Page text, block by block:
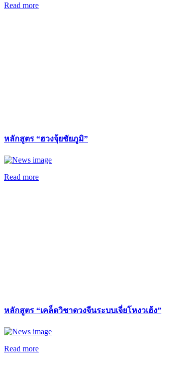
Read more
หลักสูตร “ฮวงจุ้ยชัยภูมิ”
Read more
หลักสูตร “เคล็ดวิชาดวงจีนระบบเจี่ยโหงวเฮ้ง”
Read more